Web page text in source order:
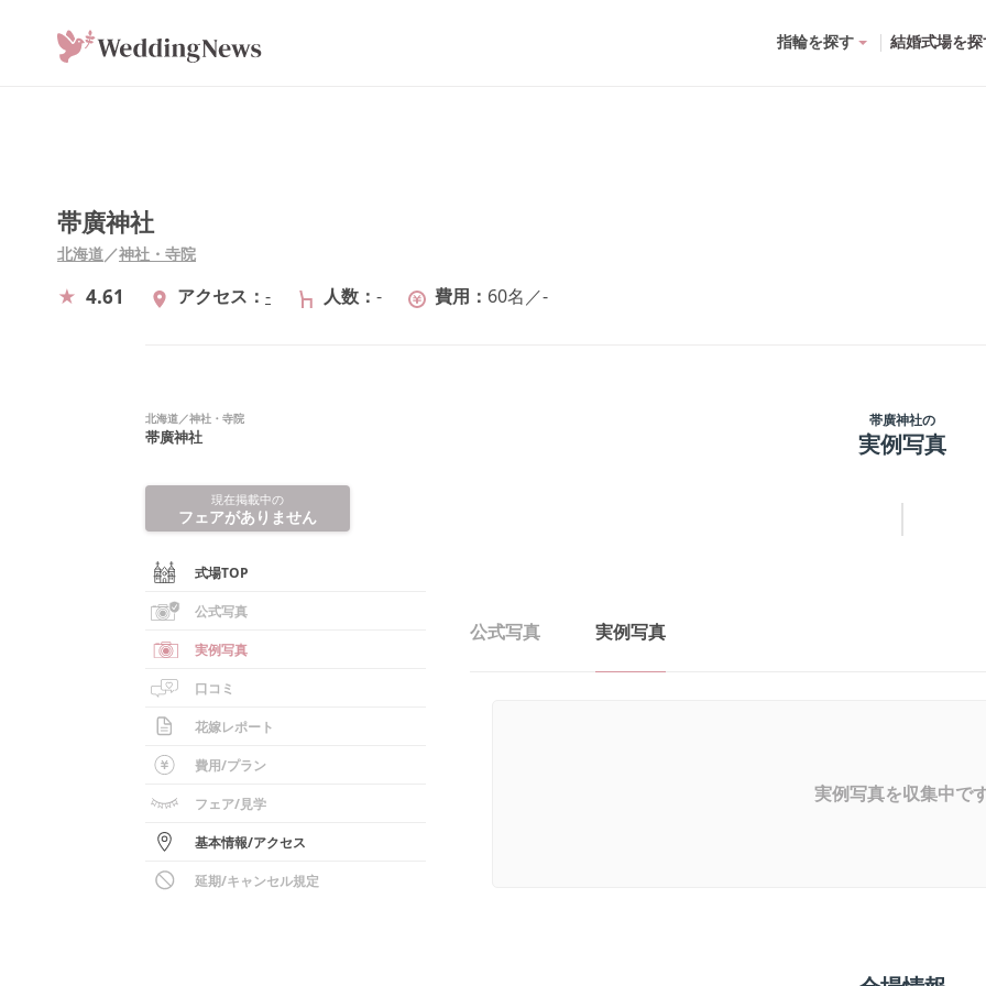
指輪を探す 結婚式場を
帯廣神社
北海道／神社・寺院
4.61 アクセス - 人数 - 費用 60名 ／-
北海道／神社・寺院
帯廣神社
現在掲載中の
フェアがありません
式場TOP
公式写真
実例写真
口コミ
花嫁レポート
費用/プラン
フェア/見学
基本情報/アクセス
延期/キャンセル規定
帯廣神社の
実例写真
公式写真 実例写真
実例写真を収集中で